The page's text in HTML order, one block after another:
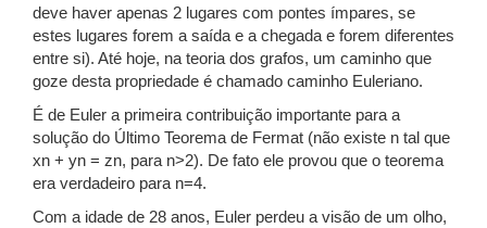
deve haver apenas 2 lugares com pontes ímpares, se
estes lugares forem a saída e a chegada e forem diferentes
entre si). Até hoje, na teoria dos grafos, um caminho que
goze desta propriedade é chamado caminho Euleriano.
É de Euler a primeira contribuição importante para a
solução do Último Teorema de Fermat (não existe n tal que
xn + yn = zn, para n>2). De fato ele provou que o teorema
era verdadeiro para n=4.
Com a idade de 28 anos, Euler perdeu a visão de um olho,